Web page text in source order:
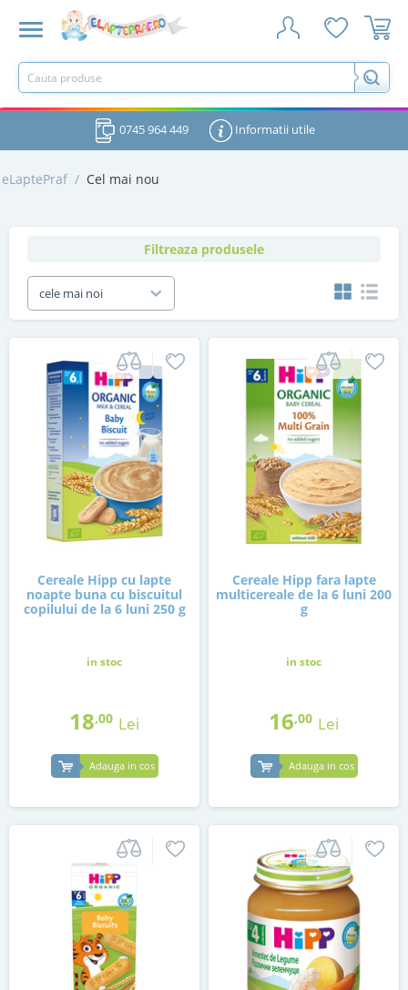
0745 964 449 Informatii utile
eLaptePraf / Cel mai nou
Filtreaza produsele
cele mai noi
Cereale Hipp cu lapte
noapte buna cu biscuitul
copilului de la 6 luni 250 g
in stoc
18,00 Lei
Adauga in cos
Cereale Hipp fara lapte
multicereale de la 6 luni 200
g
in stoc
16,00 Lei
Adauga in cos